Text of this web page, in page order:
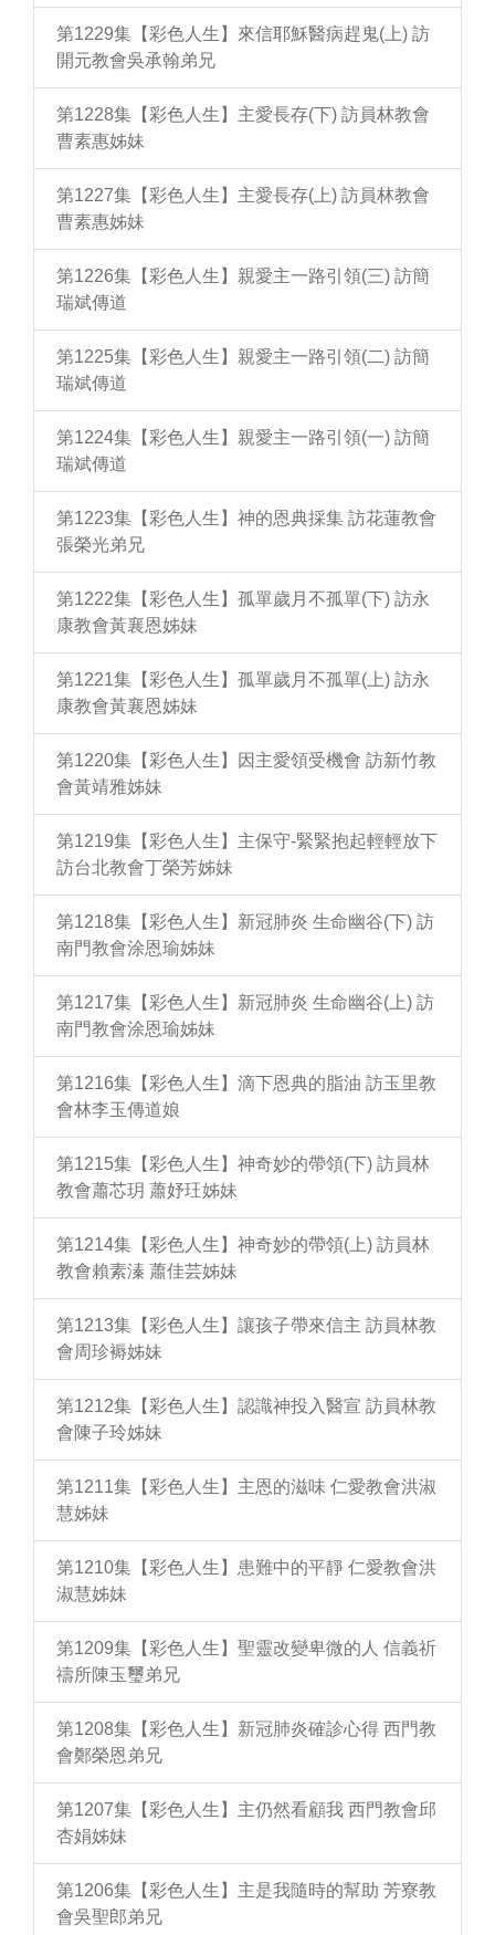
第1229集【彩色人生】來信耶穌醫病趕鬼(上) 訪
開元教會吳承翰弟兄
第1228集【彩色人生】主愛長存(下) 訪員林教會
曹素惠姊妹
第1227集【彩色人生】主愛長存(上) 訪員林教會
曹素惠姊妹
第1226集【彩色人生】親愛主一路引領(三) 訪簡
瑞斌傳道
第1225集【彩色人生】親愛主一路引領(二) 訪簡
瑞斌傳道
第1224集【彩色人生】親愛主一路引領(一) 訪簡
瑞斌傳道
第1223集【彩色人生】神的恩典採集 訪花蓮教會
張榮光弟兄
第1222集【彩色人生】孤單歲月不孤單(下) 訪永
康教會黃襄恩姊妹
第1221集【彩色人生】孤單歲月不孤單(上) 訪永
康教會黃襄恩姊妹
第1220集【彩色人生】因主愛領受機會 訪新竹教
會黃靖雅姊妹
第1219集【彩色人生】主保守-緊緊抱起輕輕放下
訪台北教會丁榮芳姊妹
第1218集【彩色人生】新冠肺炎 生命幽谷(下) 訪
南門教會涂恩瑜姊妹
第1217集【彩色人生】新冠肺炎 生命幽谷(上) 訪
南門教會涂恩瑜姊妹
第1216集【彩色人生】滴下恩典的脂油 訪玉里教
會林李玉傳道娘
第1215集【彩色人生】神奇妙的帶領(下) 訪員林
教會蕭芯玥 蕭妤玨姊妹
第1214集【彩色人生】神奇妙的帶領(上) 訪員林
教會賴素溱 蕭佳芸姊妹
第1213集【彩色人生】讓孩子帶來信主 訪員林教
會周珍褥姊妹
第1212集【彩色人生】認識神投入醫宣 訪員林教
會陳子玲姊妹
第1211集【彩色人生】主恩的滋味 仁愛教會洪淑
慧姊妹
第1210集【彩色人生】患難中的平靜 仁愛教會洪
淑慧姊妹
第1209集【彩色人生】聖靈改變卑微的人 信義祈
禱所陳玉璽弟兄
第1208集【彩色人生】新冠肺炎確診心得 西門教
會鄭榮恩弟兄
第1207集【彩色人生】主仍然看顧我 西門教會邱
杏娟姊妹
第1206集【彩色人生】主是我隨時的幫助 芳寮教
會吳聖郎弟兄